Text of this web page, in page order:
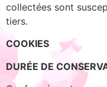
collectées sont
tiers.
COOKIES
DURÉE DE